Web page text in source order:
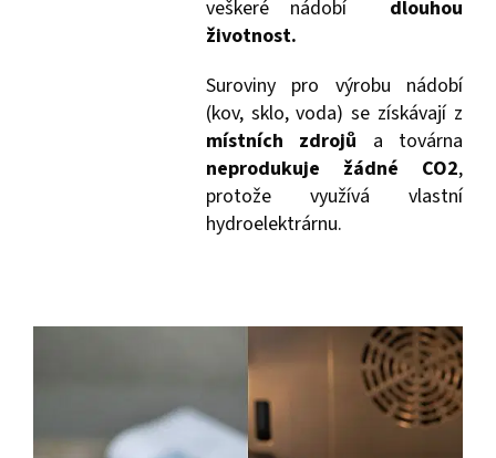
veškeré nádobí
dlouhou
životnost.
Suroviny pro výrobu nádobí
(kov, sklo, voda) se získávají z
místních zdrojů a továrna
neprodukuje žádné CO2,
protože využívá vlastní
hydroelektrárnu.